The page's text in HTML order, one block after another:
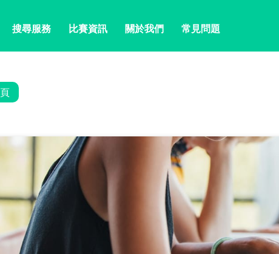
搜尋服務 比賽資訊 關於我們 常見問題